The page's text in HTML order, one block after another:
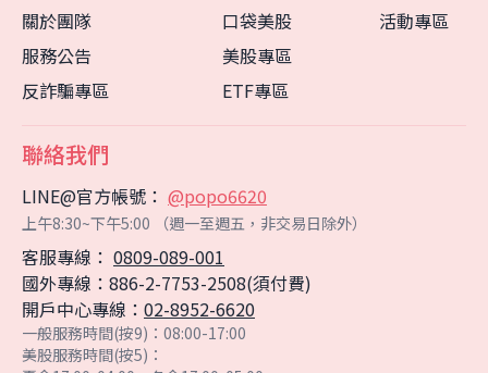
關於團隊
服務公告
反詐騙專區
口袋美股
美股專區
ETF專區
活動專區
聯絡我們
LINE@官方帳號： @popo6620
上午8:30~下午5:00 （週一至週五，非交易日除外）
客服專線： 0809-089-001
國外專線：886-2-7753-2508(須付費)
開戶中心專線： 02-8952-6620
一般服務時間(按9)：08:00-17:00
美股服務時間(按5)：